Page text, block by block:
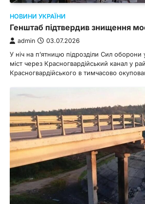
НОВИНИ УКРАЇНИ
Генштаб підтвердив знищення
admin 03.07.2026
У ніч на п’ятницю підрозділи Сил оборони
міст через Красногвардійський канал у
Красногвардійського в тимчасово